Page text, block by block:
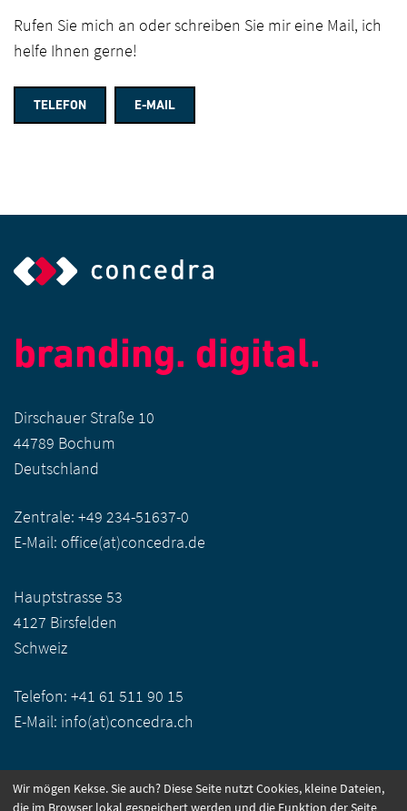
Rufen Sie mich an oder schreiben Sie mir eine Mail, ich
helfe Ihnen gerne!
TELEFON E-MAIL
branding. digital.
Dirschauer Straße 10
44789 Bochum
Deutschland
Zentrale: +49 234-51637-0
E-Mail: office(at)concedra.de
Hauptstrasse 53
4127 Birsfelden
Schweiz
Telefon: +41 61 511 90 15
E-Mail: info(at)concedra.ch
CONNECT WITH US:
Wir mögen Kekse. Sie auch? Diese Seite nutzt Cookies, kleine Dateien,
die im Browser lokal gespeichert werden und die Funktion der Seite